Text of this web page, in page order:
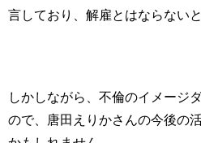
言しており、解雇とはならない
しかしながら、不倫のイメージ
ので、唐田えりかさんの今後の